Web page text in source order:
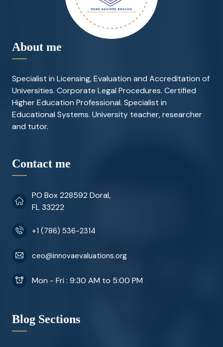
About me
Specialist in Licensing, Evaluation and Accreditation of
Universities. Corporate Legal Procedures. Certified
Higher Education Professional. Specialist in
Educational Systems. University teacher, researcher
and tutor.
Contact me
PO Box 228592 Doral,
FL 33222
+1 (786) 536-2314
ceo@innovaevaluations.org
Mon - Fri : 9:30 AM to 5:00 PM
Blog Sections